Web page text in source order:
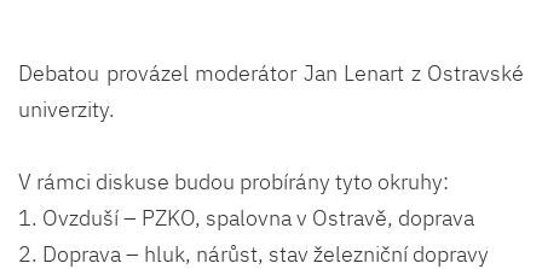
Debatou provázel moderátor Jan Lenart z Ostravské
univerzity.
V rámci diskuse budou probírány tyto okruhy:
1. Ovzduší – PZKO, spalovna v Ostravě, doprava
2. Doprava – hluk, nárůst, stav železniční dopravy